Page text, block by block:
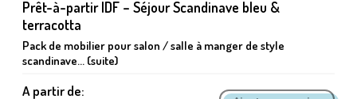
Prêt-à-partir IDF – Séjour Scandinave bleu &
terracotta
Pack de mobilier pour salon / salle à manger de style
scandinave... (suite)
A partir de: